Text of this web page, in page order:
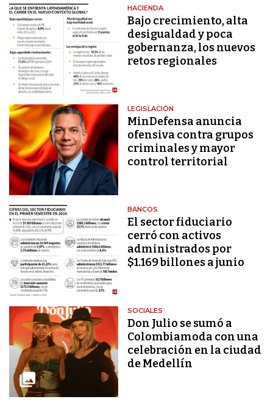
HACIENDA
Bajo crecimiento, alta
desigualdad y poca
gobernanza, los nuevos
retos regionales
LEGISLACIÓN
MinDefensa anuncia
ofensiva contra grupos
criminales y mayor
control territorial
BANCOS
El sector fiduciario
cerró con activos
administrados por
$1.169 billones a junio
SOCIALES
Don Julio se sumó a
Colombiamoda con una
celebración en la ciudad
de Medellín